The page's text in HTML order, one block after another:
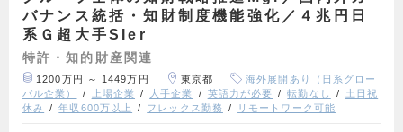
バナンス統括・知財制度機能強化／４兆円日
系Ｇ超大手SIer
特許・知的財産関連
1200万円 ～ 1449万円 東京都
海外展開あり（日系グロー
バル企業）
上場企業 大手企業 英語力が必要 転勤なし
土日祝
休み
年収600万以上 フレックス勤務 リモートワーク可能